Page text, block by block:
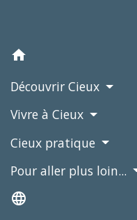
home
Découvrir Cieux
Vivre à Cieux
Cieux pratique
Pour aller plus loin...
language